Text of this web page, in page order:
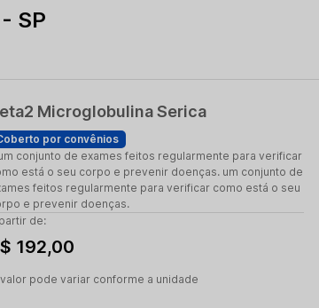
SP
Microglobulina Serica
por convênios
conjunto de exames feitos regularmente para verificar
está o seu corpo e prevenir doenças. um conjunto de
feitos regularmente para verificar como está o seu
e prevenir doenças.
de:
192,00
pode variar conforme a unidade